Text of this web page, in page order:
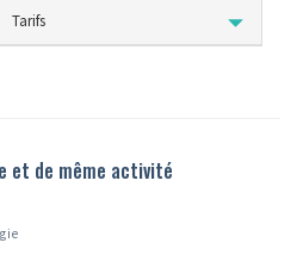
Tarifs
et de même activité